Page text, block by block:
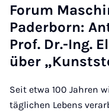
For­um
Pader­born:
Prof. Dr.-Ing.
über
Seit etwa 100 Jahren
täglichen Lebens